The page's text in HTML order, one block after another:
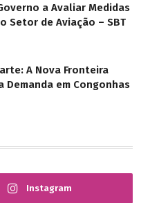
a Avaliar Medidas
Setor de Aviação – SBT
A Nova Fronteira
Demanda em Congonhas
Instagram